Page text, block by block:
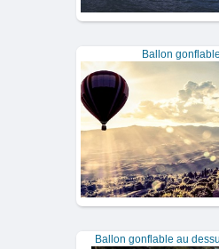
Ballon
Ballon gonflable au